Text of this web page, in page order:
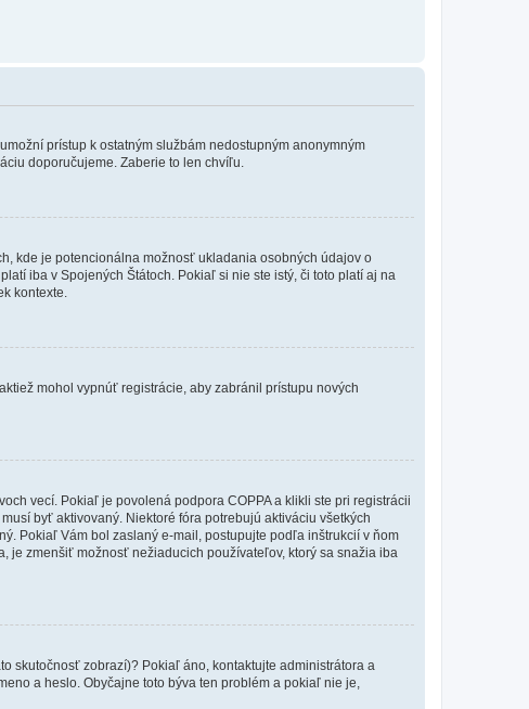
prístup k ostatným službám nedostupným anonymným
doporučujeme. Zaberie to len chvíľu.
kde je potencionálna možnosť ukladania osobných údajov o
iba v Spojených Štátoch. Pokiaľ si nie ste istý, či toto platí aj na
kontexte.
mohol vypnúť registrácie, aby zabránil prístupu nových
vecí. Pokiaľ je povolená podpora COPPA a klikli ste pri registrácii
byť aktivovaný. Niektoré fóra potrebujú aktiváciu všetkých
Pokiaľ Vám bol zaslaný e-mail, postupujte podľa inštrukcií v ňom
je zmenšiť možnosť nežiaducich používateľov, ktorý sa snažia iba
skutočnosť zobrazí)? Pokiaľ áno, kontaktujte administrátora a
a heslo. Obyčajne toto býva ten problém a pokiaľ nie je,